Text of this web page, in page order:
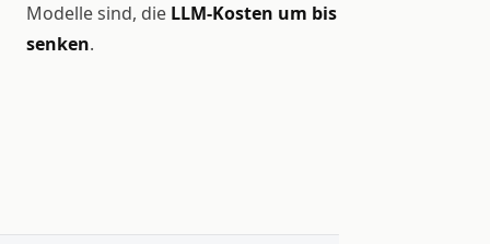
Modelle sind, die LLM-Kosten um bis zu 60-80%
senken.